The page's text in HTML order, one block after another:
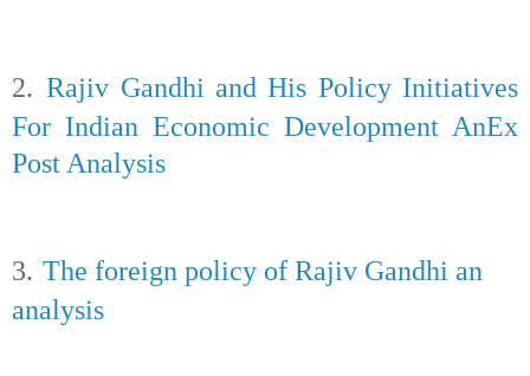
2. Rajiv Gandhi and His Policy Initiatives
For Indian Economic Development AnEx
Post Analysis
3. The foreign policy of Rajiv Gandhi an
analysis